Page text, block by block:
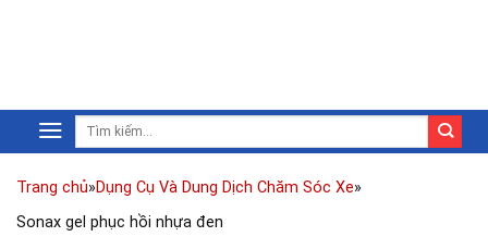
Trang chủ»Dụng Cụ Và Dung Dịch Chăm Sóc Xe»
Sonax gel phục hồi nhựa đen